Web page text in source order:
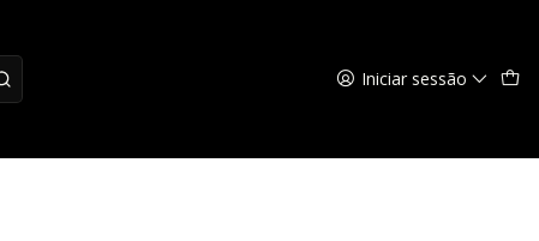
Iniciar sessão